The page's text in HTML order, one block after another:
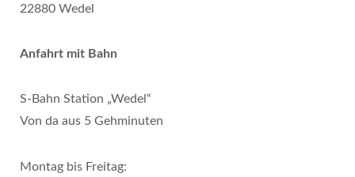
22880 Wedel
Anfahrt mit Bahn
S-Bahn Station „Wedel“
Von da aus 5 Gehminuten
Montag bis Freitag: